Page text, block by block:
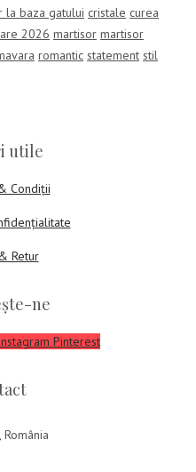
la baza gatului cristale curea
2026 martisor martisor
romantic statement stil
utile
Condiții
Retur
ne
Pinterest